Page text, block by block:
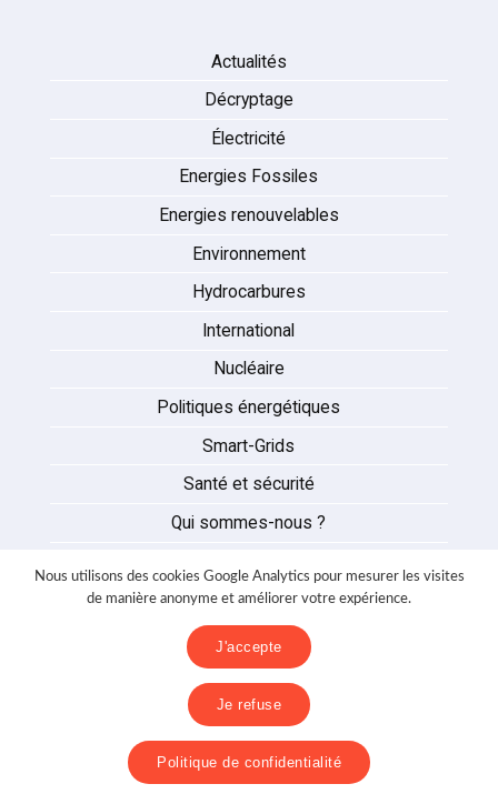
Actualités
Décryptage
Électricité
Energies Fossiles
Energies renouvelables
Environnement
Hydrocarbures
International
Nucléaire
Politiques énergétiques
Smart-Grids
Santé et sécurité
Qui sommes-nous ?
Partenaires
Nous contacter
Politique de confidentialité
Nous utilisons des cookies Google Analytics pour mesurer les visites
de manière anonyme et améliorer votre expérience.
J'accepte
Je refuse
Politique de confidentialité